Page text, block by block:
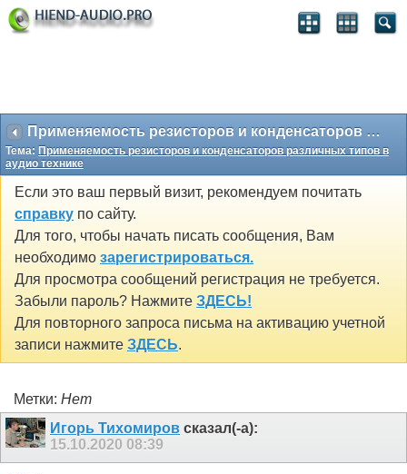
Применяемость резисторов и конденсаторов различных типов в аудио технике
Тема: Применяемость резисторов и конденсаторов различных типов в
аудио технике
Если это ваш первый визит, рекомендуем почитать
справку по сайту.
Для того, чтобы начать писать сообщения, Вам
необходимо зарегистрироваться.
Для просмотра сообщений регистрация не требуется.
Забыли пароль? Нажмите ЗДЕСЬ!
Для повторного запроса письма на активацию учетной
записи нажмите ЗДЕСЬ.
Метки: Нет
Игорь Тихомиров сказал(-а):
15.10.2020 08:39